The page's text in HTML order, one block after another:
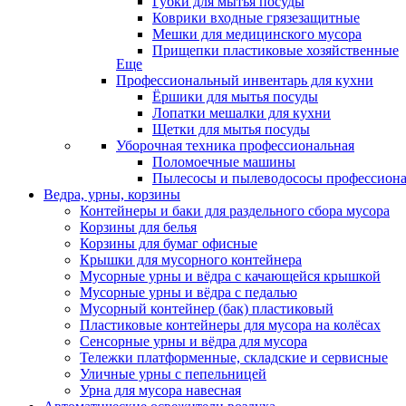
Коврики входные грязезащитные
Мешки для медицинского мусора
Прищепки пластиковые хозяйственные
Еще
Профессиональный инвентарь для кухни
Ёршики для мытья посуды
Лопатки мешалки для кухни
Щетки для мытья посуды
Уборочная техника профессиональная
Поломоечные машины
Пылесосы и пылеводососы
Ведра, урны, корзины
Контейнеры и баки для раздельного сбора мусора
Корзины для белья
Корзины для бумаг офисные
Крышки для мусорного контейнера
Мусорные урны и вёдра с качающейся крышкой
Мусорные урны и вёдра с педалью
Мусорный контейнер (бак) пластиковый
Пластиковые контейнеры для мусора на колёсах
Сенсорные урны и вёдра для мусора
Тележки платформенные, складские и сервисные
Уличные урны с пепельницей
Урна для мусора навесная